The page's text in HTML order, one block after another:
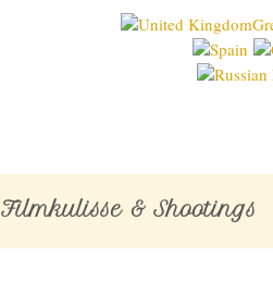
Filmkulisse & Shootings